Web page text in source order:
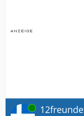
Online 12freunde